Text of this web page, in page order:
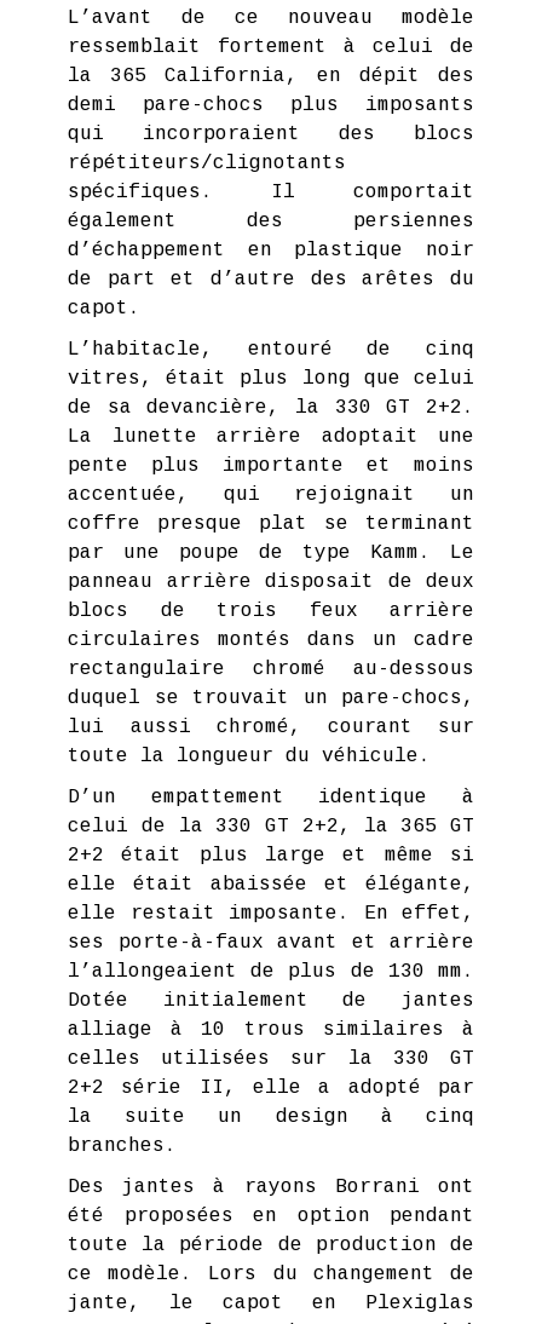
L’avant de ce nouveau modèle
ressemblait fortement à celui de
la 365 California, en dépit des
demi pare-chocs plus imposants
qui incorporaient des blocs
répétiteurs/clignotants
spécifiques. Il comportait
également des persiennes
d’échappement en plastique noir
de part et d’autre des arêtes du
capot.
L’habitacle, entouré de cinq
vitres, était plus long que celui
de sa devancière, la 330 GT 2+2.
La lunette arrière adoptait une
pente plus importante et moins
accentuée, qui rejoignait un
coffre presque plat se terminant
par une poupe de type Kamm. Le
panneau arrière disposait de deux
blocs de trois feux arrière
circulaires montés dans un cadre
rectangulaire chromé au-dessous
duquel se trouvait un pare-chocs,
lui aussi chromé, courant sur
toute la longueur du véhicule.
D’un empattement identique à
celui de la 330 GT 2+2, la 365 GT
2+2 était plus large et même si
elle était abaissée et élégante,
elle restait imposante. En effet,
ses porte-à-faux avant et arrière
l’allongeaient de plus de 130 mm.
Dotée initialement de jantes
alliage à 10 trous similaires à
celles utilisées sur la 330 GT
2+2 série II, elle a adopté par
la suite un design à cinq
branches.
Des jantes à rayons Borrani ont
été proposées en option pendant
toute la période de production de
ce modèle. Lors du changement de
jante, le capot en Plexiglas